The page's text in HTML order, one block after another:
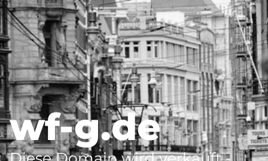
wf-g.de